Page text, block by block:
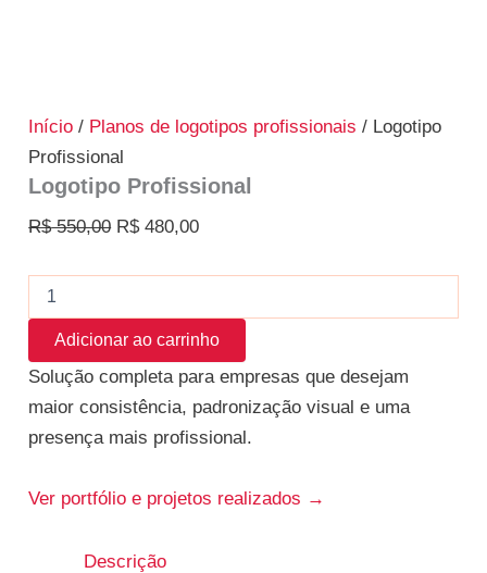
Início / Planos de logotipos profissionais / Logotipo
Profissional
Logotipo Profissional
R$550,00 R$480,00
Adicionar ao carrinho
Solução completa para empresas que desejam
maior consistência, padronização visual e uma
presença mais profissional.
Ver portfólio e projetos realizados →
Descrição